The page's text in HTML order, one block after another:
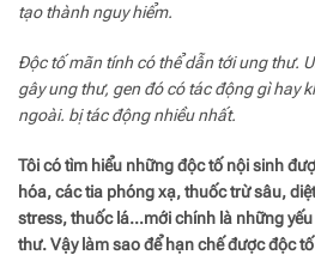
tạo thành nguy hiểm.
Độc tố mãn tính có thể dẫn tới ung thư.
gây ung thư, gen đó có tác động gì hay
ngoài. bị tác động nhiều nhất.
Tôi có tìm hiểu những độc tố nội sinh
hóa, các tia phóng xạ, thuốc trừ sâu,
stress, thuốc lá…mới chính là những
thư. Vậy làm sao để hạn chế được độc